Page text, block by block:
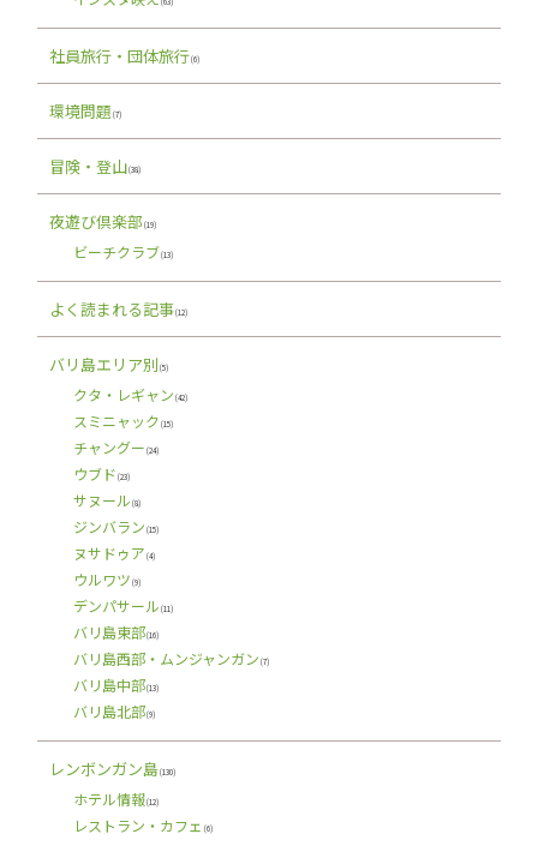
社員旅行・団体旅行(6)
環境問題 (7)
冒険・登山(38)
夜遊び倶楽部 (19)
ビーチクラブ(13)
よく読まれる記事(12)
バリ島エリア別 (5)
クタ・レギャン (42)
スミニャック (15)
チャングー (24)
ウブド (23)
サヌール (8)
ジンバラン (15)
ヌサドゥア (4)
ウルワツ (9)
デンパサール (11)
バリ島東部(16)
バリ島西部・ムンジャンガン (7)
バリ島中部(13)
バリ島北部(9)
レンボンガン島(130)
ホテル情報(12)
レストラン・カフェ (6)